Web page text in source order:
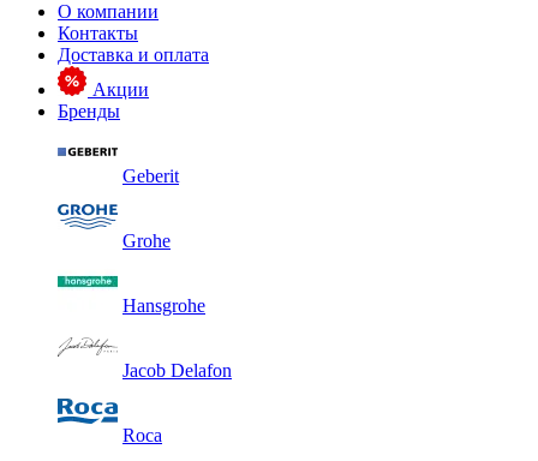
О компании
Контакты
Доставка и оплата
Акции
Бренды
Geberit
Grohe
Hansgrohe
Jacob Delafon
Roca